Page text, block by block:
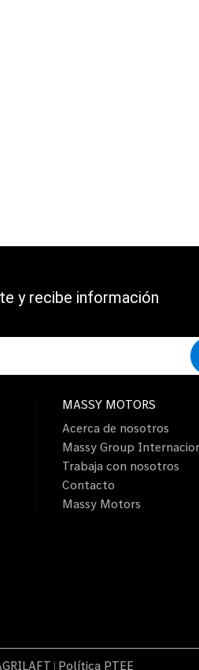
y recibe información
MASSY MOTORS
Acerca de nosotros
Massy Group
Trabaja con nosotros
Contacto
Massy Motors
| Política PTEE